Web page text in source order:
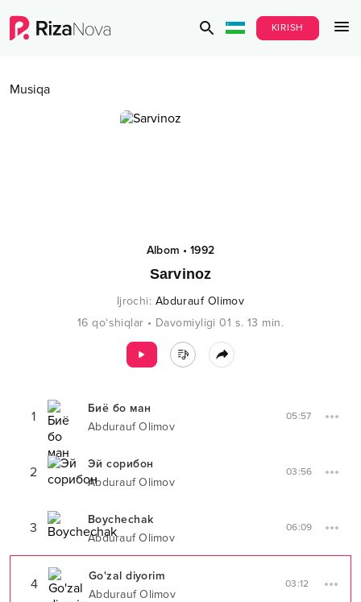
KIRISH
Musiqa
Albom •1992
Sarvinoz
Ijrochi: Abdurauf Olimov
16 qo‘shiqlar • Davomiyligi 01 s. 13 min.
1
Биё бо ман
Abdurauf Olimov
05:57
2
Эй сорибон
Abdurauf Olimov
03:56
3
Boychechak
Abdurauf Olimov
06:09
4
Go'zal diyorim
Abdurauf Olimov
03:12